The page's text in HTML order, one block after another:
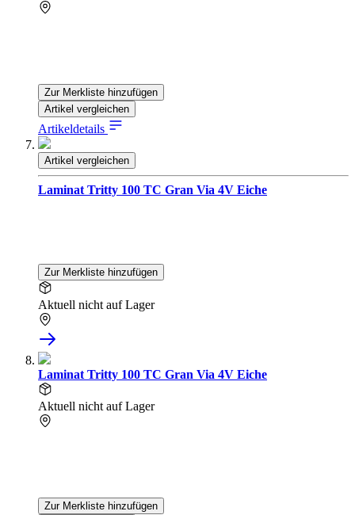
Zur Merkliste hinzufügen
Artikel vergleichen
Artikeldetails
Artikel vergleichen
Laminat Tritty 100 TC Gran Via 4V Eiche
Zur Merkliste hinzufügen
Aktuell nicht auf Lager
Laminat Tritty 100 TC Gran Via 4V Eiche
Aktuell nicht auf Lager
Zur Merkliste hinzufügen